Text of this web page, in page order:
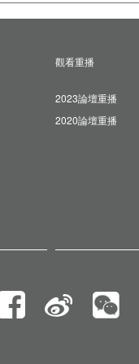
觀看重播
2023論壇重播
2020論壇重播